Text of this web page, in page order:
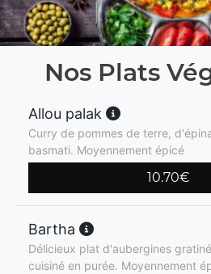
Nos Plats
Allou palak
Curry de pommes de terre,
basmati. Moyennement épicé
10.70€
Bartha
Délicieux plat d'aubergines
cuisiné en purée. Moyennement